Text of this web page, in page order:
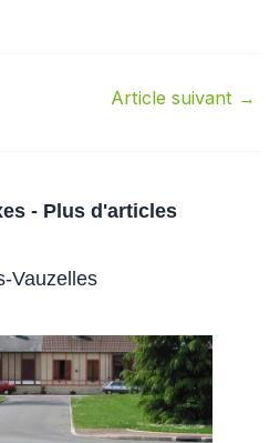
Article suivant →
- Plus d'articles
Vauzelles